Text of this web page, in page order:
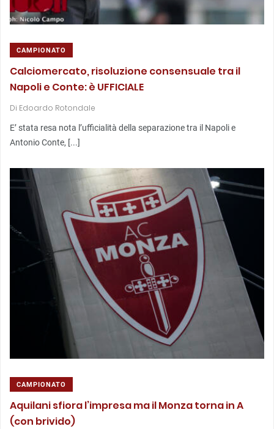
CAMPIONATO
Calciomercato, risoluzione consensuale tra il
Napoli e Conte: è UFFICIALE
Di Edoardo Rotondale
E’ stata resa nota l’ufficialità della separazione tra il Napoli e
Antonio Conte, [...]
CAMPIONATO
Aquilani sfiora l’impresa ma il Monza torna in A
(con brivido)